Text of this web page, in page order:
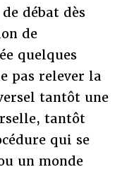
débat dès
de
quelques
pas relever la
tantôt une
tantôt
qui se
un monde